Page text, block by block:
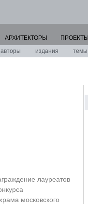
авторы издания темы
АРХИТЕКТОРЫ ПРОЕКТЫ
лауреатов
московского